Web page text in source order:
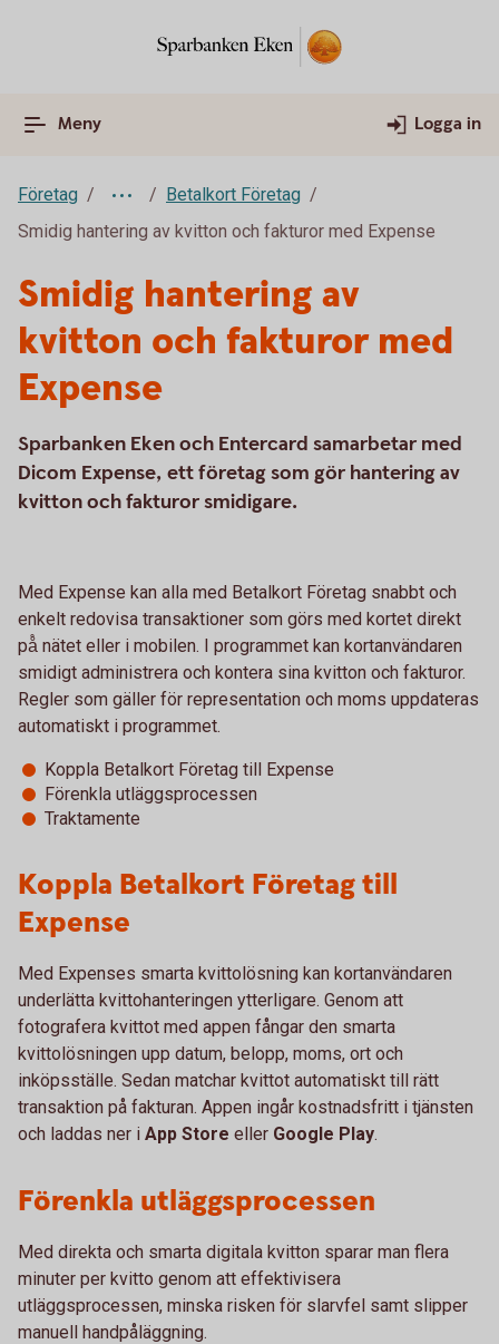
Meny Logga in
Företag
Betalkort Företag
Smidig hantering av kvitton och fakturor med Expense
Smidig hantering av
kvitton och fakturor med
Expense
Sparbanken Eken och Entercard samarbetar med
Dicom Expense, ett företag som gör hantering av
kvitton och fakturor smidigare.
Med Expense kan alla med Betalkort Företag snabbt och
enkelt redovisa transaktioner som görs med kortet direkt
på̊ nätet eller i mobilen. I programmet kan kortanvändaren
smidigt administrera och kontera sina kvitton och fakturor.
Regler som gäller för representation och moms uppdateras
automatiskt i programmet.
Koppla Betalkort Företag till Expense
Förenkla utläggsprocessen
Traktamente
Koppla Betalkort Företag till
Expense
Med Expenses smarta kvittolösning kan kortanvändaren
underlätta kvittohanteringen ytterligare. Genom att
fotografera kvittot med appen fångar den smarta
kvittolösningen upp datum, belopp, moms, ort och
inköpsställe. Sedan matchar kvittot automatiskt till rätt
transaktion på fakturan. Appen ingår kostnadsfritt i tjänsten
och laddas ner i App Store eller Google Play.
Förenkla utläggsprocessen
Med direkta och smarta digitala kvitton sparar man flera
minuter per kvitto genom att effektivisera
utläggsprocessen, minska risken för slarvfel samt slipper
manuell handpåläggning.